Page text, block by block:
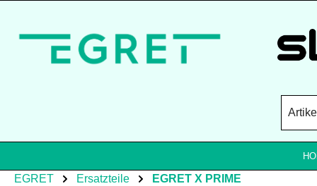
EGRET Ersatzteile EGRET X PRIME